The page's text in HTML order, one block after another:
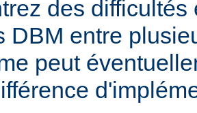
des
DBM entre
peut